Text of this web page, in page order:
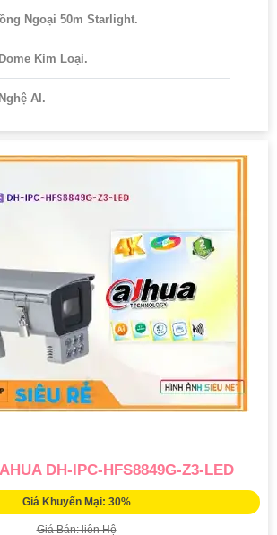
Ngoại 50m Starlight.
Dome Kim Loại.
AI.
DH-IPC-HFS8849G-Z3-LED
Giá Khuyến Mại: 30%
Giá Bán: liên Hệ